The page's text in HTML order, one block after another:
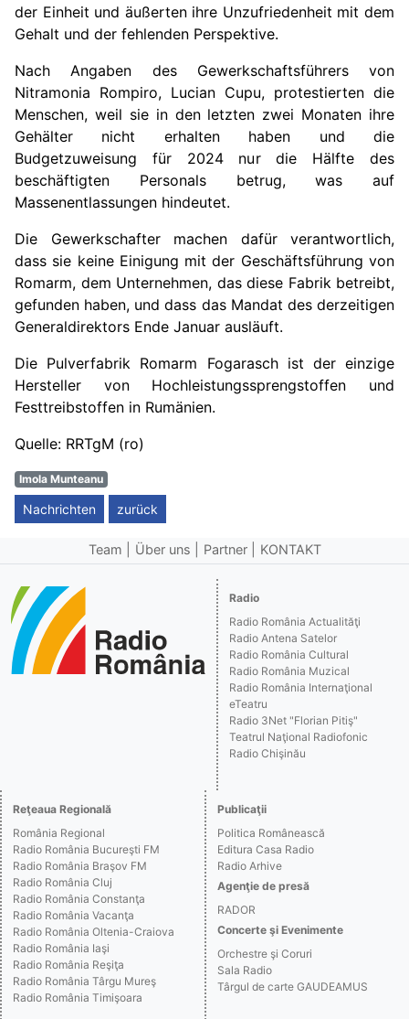
der Einheit und äußerten ihre Unzufriedenheit mit dem
Gehalt und der fehlenden Perspektive.
Nach Angaben des Gewerkschaftsführers von
Nitramonia Rompiro, Lucian Cupu, protestierten die
Menschen, weil sie in den letzten zwei Monaten ihre
Gehälter nicht erhalten haben und die
Budgetzuweisung für 2024 nur die Hälfte des
beschäftigten Personals betrug, was auf
Massenentlassungen hindeutet.
Die Gewerkschafter machen dafür verantwortlich,
dass sie keine Einigung mit der Geschäftsführung von
Romarm, dem Unternehmen, das diese Fabrik betreibt,
gefunden haben, und dass das Mandat des derzeitigen
Generaldirektors Ende Januar ausläuft.
Die Pulverfabrik Romarm Fogarasch ist der einzige
Hersteller von Hochleistungssprengstoffen und
Festtreibstoffen in Rumänien.
Quelle: RRTgM (ro)
Imola Munteanu
Nachrichten zurück
Team Über uns Partner KONTAKT
Radio
Radio România Actualităţi
Radio Antena Satelor
Radio România Cultural
Radio România Muzical
Radio România Internaţional
eTeatru
Radio 3Net "Florian Pitiş"
Teatrul Naţional Radiofonic
Radio Chişinău
Reţeaua Regională
România Regional
Radio România Bucureşti FM
Radio România Braşov FM
Radio România Cluj
Radio România Constanţa
Radio România Vacanţa
Radio România Oltenia-Craiova
Radio România Iaşi
Radio România Reşiţa
Radio România Târgu Mureş
Radio România Timişoara
Publicaţii
Politica Românească
Editura Casa Radio
Radio Arhive
Agenţie de presă
RADOR
Concerte şi Evenimente
Orchestre şi Coruri
Sala Radio
Târgul de carte GAUDEAMUS